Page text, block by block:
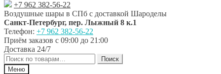
+7 962 382-56-22
Воздушные шары в СПб с доставкой Шароделы
Санкт-Петербург, пер. Лыжный 8 к.1
Телефон: +7 962 382-56-22
Приём заказов с 09:00 до 21:00
Доставка 24/7
Искать:
Поиск
Меню